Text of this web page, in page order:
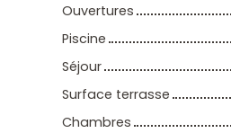
Ouvertures
Piscine
Séjour
Surface terrasse
Chambres